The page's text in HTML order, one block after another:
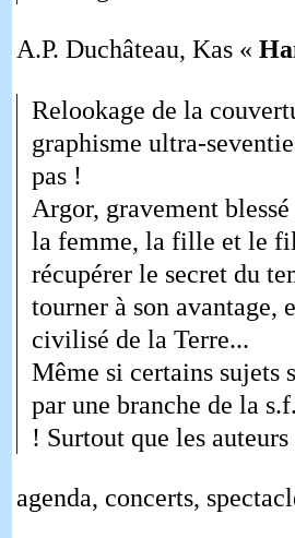
A.P. Duchâteau, Kas «
Relookage de la
graphisme ultra-
pas !
Argor, gravement
la femme, la fille et le
récupérer le secret du
tourner à son
civilisé de la Terre...
Même si certains sujets
par une branche de la
! Surtout que les
agenda, concerts,